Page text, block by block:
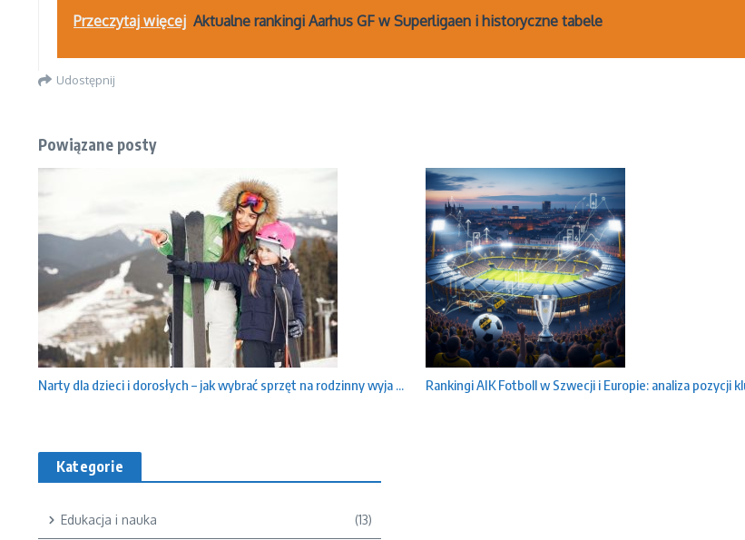
Przeczytaj więcej Aktualne rankingi Aarhus GF w Superligaen i historyczne tabele
Udostępnij
Powiązane posty
Narty dla dzieci i dorosłych – jak wybrać sprzęt na rodzinny wyja ... Rankingi AIK Fotboll w Szwecji i Europie: analiza pozycji
Kategorie
Edukacja i nauka (13)